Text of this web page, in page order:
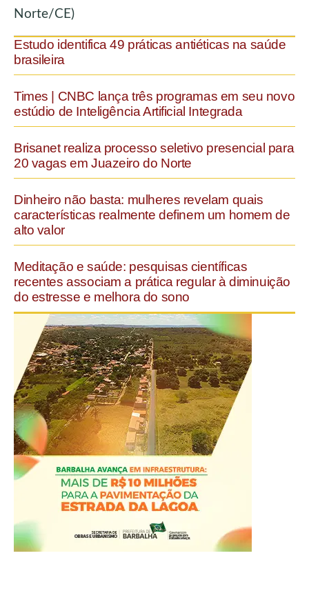
Norte/CE)
Estudo identifica 49 práticas antiéticas na saúde
brasileira
Times | CNBC lança três programas em seu novo
estúdio de Inteligência Artificial Integrada
Brisanet realiza processo seletivo presencial para
20 vagas em Juazeiro do Norte
Dinheiro não basta: mulheres revelam quais
características realmente definem um homem de
alto valor
Meditação e saúde: pesquisas científicas
recentes associam a prática regular à diminuição
do estresse e melhora do sono